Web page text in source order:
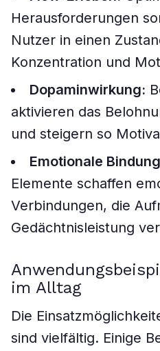
Herausforderungen
Nutzer in einen
Konzentration und
Dopaminwirkung:
aktivieren das
und steigern so
Emotionale
Elemente schaffen
Verbindungen, die
Gedächtnisleistung
im Alltag
Die
sind vielfältig. Einige